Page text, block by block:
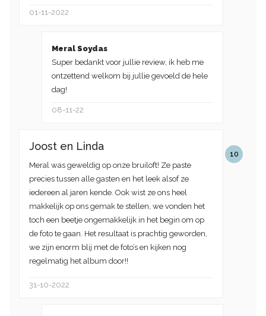
01-11-2022
Meral Soydas
Super bedankt voor jullie review, ik heb me
ontzettend welkom bij jullie gevoeld de hele
dag!
08-11-22
10
Joost en Linda
Meral was geweldig op onze bruiloft! Ze paste
precies tussen alle gasten en het leek alsof ze
iedereen al jaren kende. Ook wist ze ons heel
makkelijk op ons gemak te stellen, we vonden het
toch een beetje ongemakkelijk in het begin om op
de foto te gaan. Het resultaat is prachtig geworden,
we zijn enorm blij met de foto’s en kijken nog
regelmatig het album door!!
31-10-2022